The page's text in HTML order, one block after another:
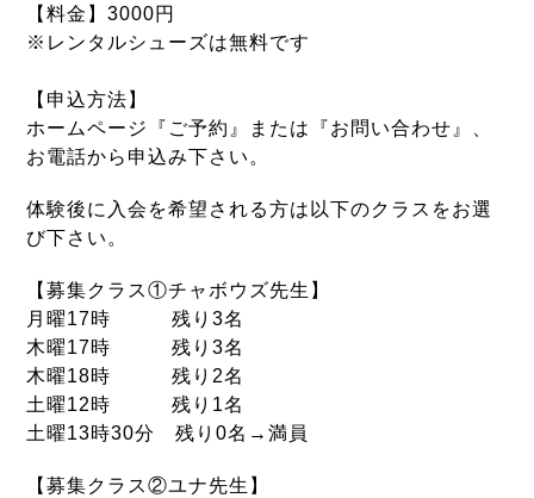
【料金】3000円
※レンタルシューズは無料です
【申込方法】
ホームページ『ご予約』または『お問い合わせ』、
お電話から申込み下さい。
体験後に入会を希望される方は以下のクラスをお選
び下さい。
【募集クラス①チャボウズ先生】
月曜17時 残り3名
木曜17時 残り3名
木曜18時 残り2名
土曜12時 残り1名
土曜13時30分 残り0名→満員
【募集クラス②ユナ先生】